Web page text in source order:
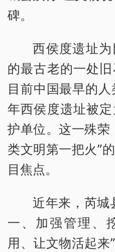
碑。
西侯度遗址
的最古老的一处
目前中国最早的
年西侯度遗址被
护单位。这一殊荣
类文明第一把火”
目焦点。
近年来，芮城
一、加强管理、
用、让文物活起来